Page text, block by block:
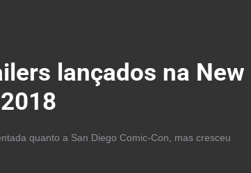
lançados na New
quanto a San Diego Comic-Con, mas cresceu